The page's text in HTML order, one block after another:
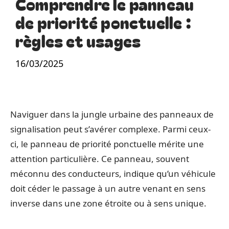
de priorité ponctuelle :
règles et usages
16/03/2025
Naviguer dans la jungle urbaine des panneaux de
signalisation peut s’avérer complexe. Parmi ceux-
ci, le panneau de priorité ponctuelle mérite une
attention particulière. Ce panneau, souvent
méconnu des conducteurs, indique qu’un véhicule
doit céder le passage à un autre venant en sens
inverse dans une zone étroite ou à sens unique.